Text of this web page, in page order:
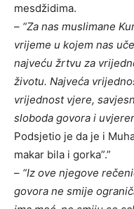
mesdžidima.
– “Za nas muslimane
vrijeme u kojem nas
najveću žrtvu za
životu. Najveća
vrijednost vjere,
sloboda govora i
Podsjetio je da je i
makar bila i gorka”.”
– “Iz ove njegove
govora ne smije